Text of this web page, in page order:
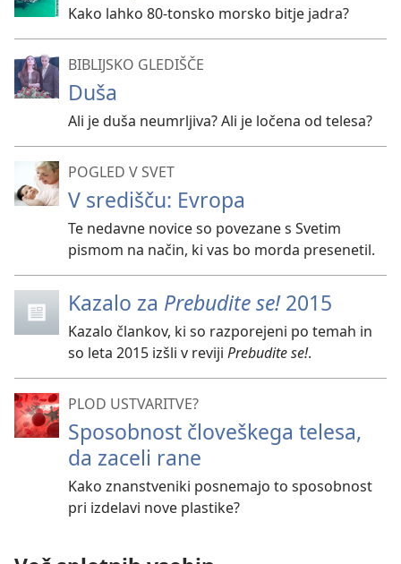
Kako lahko 80-tonsko morsko bitje jadra?
BIBLIJSKO GLEDIŠČE
Duša
Ali je duša neumrljiva? Ali je ločena od telesa?
POGLED V SVET
V središču: Evropa
Te nedavne novice so povezane s Svetim
pismom na način, ki vas bo morda presenetil.
Kazalo za Prebudite se!2015
Kazalo člankov, ki so razporejeni po temah in
so leta 2015 izšli v reviji Prebudite se!.
PLOD USTVARITVE?
Sposobnost človeškega telesa,
da zaceli rane
Kako znanstveniki posnemajo to sposobnost
pri izdelavi nove plastike?